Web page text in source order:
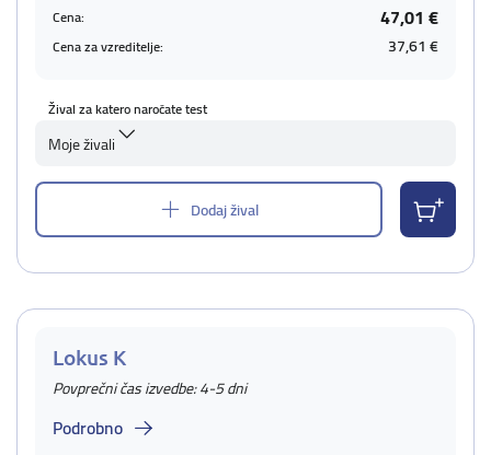
Cena: 47,01 €
Cena za vzreditelje: 37,61 €
Žival za katero naročate test
Moje živali
Dodaj žival
Lokus K
Povprečni čas izvedbe: 4-5 dni
Podrobno